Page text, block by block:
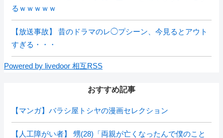
るｗｗｗｗｗ
【放送事故】 昔のドラマのレ◯プシーン、今見るとアウト
すぎる・・・
Powered by livedoor 相互RSS
おすすめ記事
【マンガ】バラシ屋トシヤの漫画セレクション
【人工障がい者】 甥(28)「両親が亡くなったんで僕のこと